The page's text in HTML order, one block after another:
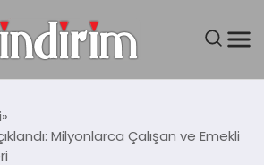
Milyonlarca Çalışan ve Emekli